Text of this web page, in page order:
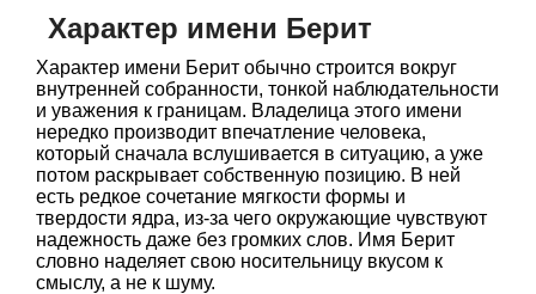
Характер имени Берит
Характер имени Берит обычно строится вокруг
внутренней собранности, тонкой наблюдательности
и уважения к границам. Владелица этого имени
нередко производит впечатление человека,
который сначала вслушивается в ситуацию, а уже
потом раскрывает собственную позицию. В ней
есть редкое сочетание мягкости формы и
твердости ядра, из-за чего окружающие чувствуют
надежность даже без громких слов. Имя Берит
словно наделяет свою носительницу вкусом к
смыслу, а не к шуму.